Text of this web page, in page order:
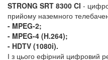
STRONG SRT 8300 CI -
прийому наземного
- MPEG-2;
- MPEG-4 (H.264);
- HDTV (1080i).
І з цього ефірний цифровий